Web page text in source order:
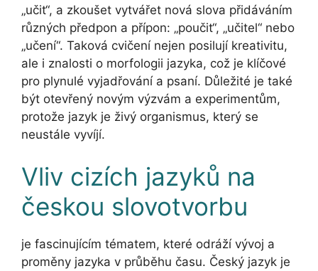
„učit“, a zkoušet vytvářet nová slova přidáváním
různých předpon a přípon: „poučit“, „učitel“ nebo
„učení“. Taková cvičení nejen posilují kreativitu,
ale i znalosti o morfologii jazyka, což je klíčové
pro plynulé vyjadřování a psaní. Důležité je také
být otevřený novým výzvám a experimentům,
protože jazyk je živý organismus, který se
neustále vyvíjí.
Vliv cizích jazyků na
českou slovotvorbu
je fascinujícím tématem, které odráží vývoj a
proměny jazyka v průběhu času. Český jazyk je